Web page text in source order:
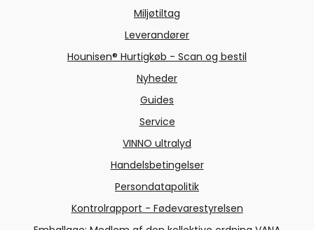
Miljøtiltag
Leverandører
Hounisen® Hurtigkøb - Scan og bestil
Nyheder
Guides
Service
VINNO ultralyd
Handelsbetingelser
Persondatapolitik
Kontrolrapport - Fødevarestyrelsen